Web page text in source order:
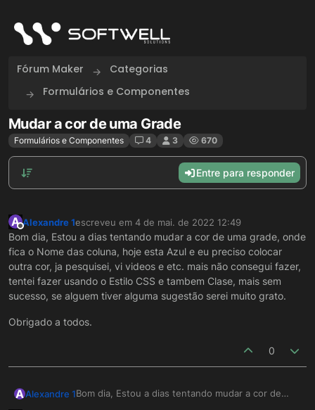
Fórum Maker
Categorias
Formulários e Componentes
Mudar a cor de uma Grade
Formulários e Componentes 4 3 670
Entre para responder
A
Offline
Alexandre 1escreveu em 4 de mai. de 2022 12:49
última edição por
Bom dia, Estou a dias tentando mudar a cor de uma grade, onde
fica o Nome das coluna, hoje esta Azul e eu preciso colocar
outra cor, ja pesquisei, vi videos e etc. mais não consegui fazer,
tentei fazer usando o Estilo CSS e tambem Clase, mais sem
sucesso, se alguem tiver alguma sugestão serei muito grato.
Obrigado a todos.
0
AAlexandre 1Bom dia, Estou a dias tentando mudar a cor de